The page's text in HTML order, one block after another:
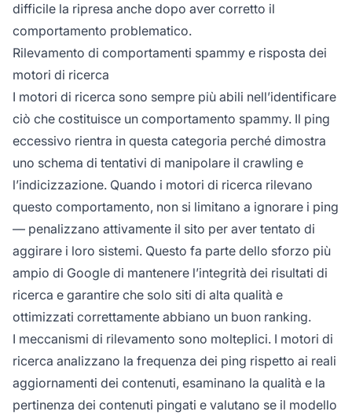
difficile la ripresa anche dopo aver corretto il
comportamento problematico.
Rilevamento di comportamenti spammy e risposta dei
motori di ricerca
I motori di ricerca sono sempre più abili nell’identificare
ciò che costituisce un comportamento spammy. Il ping
eccessivo rientra in questa categoria perché dimostra
uno schema di tentativi di manipolare il crawling e
l’indicizzazione. Quando i motori di ricerca rilevano
questo comportamento, non si limitano a ignorare i ping
— penalizzano attivamente il sito per aver tentato di
aggirare i loro sistemi. Questo fa parte dello sforzo più
ampio di Google di mantenere l’integrità dei risultati di
ricerca e garantire che solo siti di alta qualità e
ottimizzati correttamente abbiano un buon ranking.
I meccanismi di rilevamento sono molteplici. I motori di
ricerca analizzano la frequenza dei ping rispetto ai reali
aggiornamenti dei contenuti, esaminano la qualità e la
pertinenza dei contenuti pingati e valutano se il modello